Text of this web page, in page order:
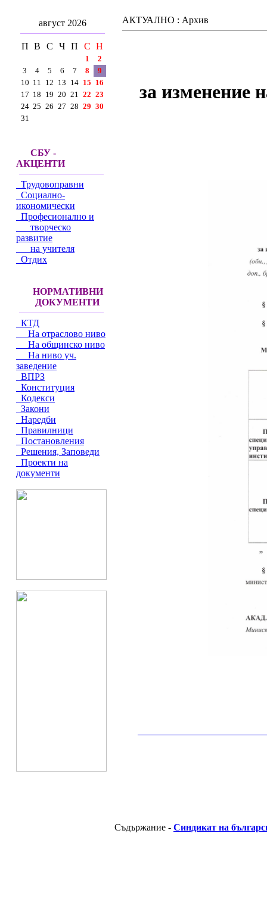
август 2026
П В С Ч П С Н
1
2
3
4 5 6 7 8
9
10 11 12 13 14 15 16
17 18 19 20 21 22 23
24 25 26 27 28 29 30
31
СБУ -
АКЦЕНТИ
Трудовоправни
Социално-
икономически
Професионално и
творческо
развитие
на учителя
Отдих
НОРМАТИВНИ
ДОКУМЕНТИ
КТД
На отраслово ниво
На общинско ниво
На ниво уч.
заведение
ВПРЗ
Конституция
Кодекси
Закони
Наредби
Правилници
Постановления
Решения, Заповеди
Проекти на
документи
АКТУАЛНО : Архив
за изменение
Съдържание - Синдикат на